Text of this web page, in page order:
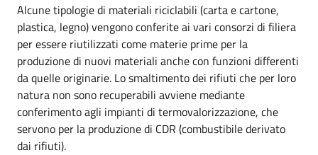
Alcune tipologie di materiali riciclabili (carta e cartone,
plastica, legno) vengono conferite ai vari consorzi di filiera
per essere riutilizzati come materie prime per la
produzione di nuovi materiali anche con funzioni differenti
da quelle originarie. Lo smaltimento dei rifiuti che per loro
natura non sono recuperabili avviene mediante
conferimento agli impianti di termovalorizzazione, che
servono per la produzione di CDR (combustibile derivato
dai rifiuti).